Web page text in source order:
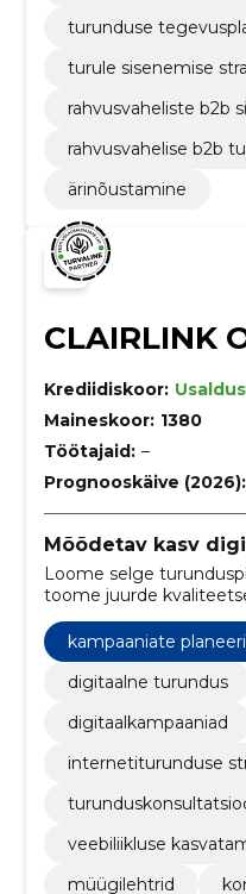
turunduse
turule sisenemise
rahvusvaheliste b2b
rahvusvahelise b2b
ärinõustamine
CLAIRLINK
Krediidiskoor:
Maineskoor: 1380
Töötajaid: –
Prognooskäive (2026):
Mõõdetav kasv
Loome selge
toome juurde
turunduse
kampaaniate
digitaalne turundus
digitaalkampaaniad
internetiturunduse
veebiliikluse
müügilehtrid